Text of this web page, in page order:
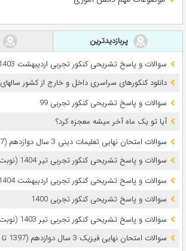
پربازدیدترین
سوالات و پاسخ تشریحی کنکور تجربی اردیبهشت 1403 (نوبت اول)
دانلود کنکورهای سراسری داخل و خارج از کشور سالهای 1381 تا 1405
سوالات و پاسخ تشریحی کنکور تجربی 99
آیا تو یک ماه آخر میشه معجزه کرد؟
سوالات امتحان نهایی تعلیمات دینی 3 سال دوازدهم (1397 تا 1405)
سوالات و پاسخ تشریحی کنکور تجربی تیر 1404 (نوبت دوم)
سوالات و پاسخ تشریحی کنکور تجربی اردیبهشت 1404 (نوبت اول)
سوالات و پاسخ تشریحی کنکور تجربی 1400
سوالات و پاسخ تشریحی کنکور تجربی تیر 1403 (نوبت دوم)
سوالات امتحان نهایی فیزیک 3 سال دوازدهم (1397 تا 1405)